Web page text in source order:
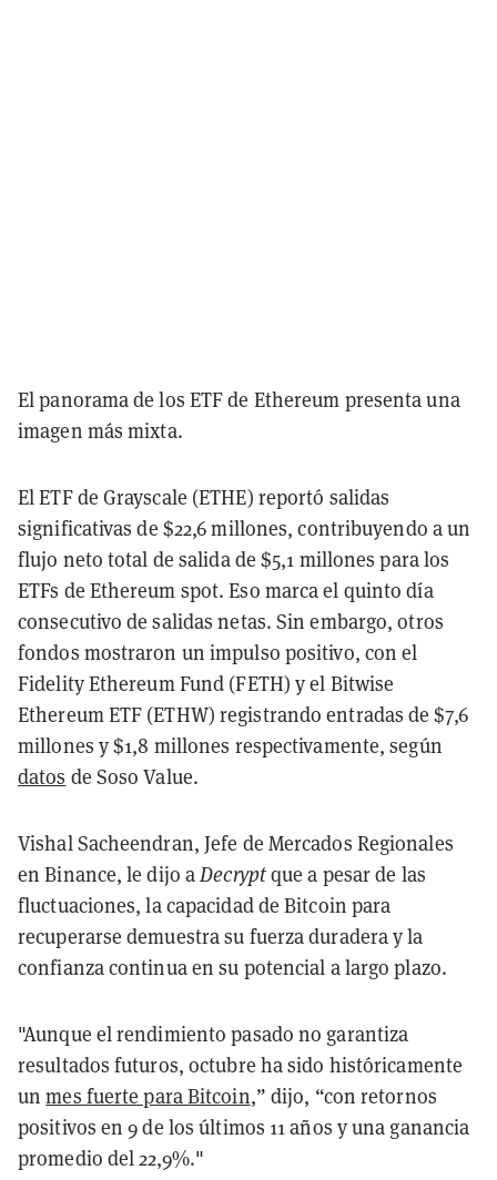
El panorama de los ETF de Ethereum presenta una
imagen más mixta.
El ETF de Grayscale (ETHE) reportó salidas
significativas de $22,6 millones, contribuyendo a un
flujo neto total de salida de $5,1 millones para los
ETFs de Ethereum spot. Eso marca el quinto día
consecutivo de salidas netas. Sin embargo, otros
fondos mostraron un impulso positivo, con el
Fidelity Ethereum Fund (FETH) y el Bitwise
Ethereum ETF (ETHW) registrando entradas de $7,6
millones y $1,8 millones respectivamente, según
datos de Soso Value.
Vishal Sacheendran, Jefe de Mercados Regionales
en Binance, le dijo aDecryptque a pesar de las
fluctuaciones, la capacidad de Bitcoin para
recuperarse demuestra su fuerza duradera y la
confianza continua en su potencial a largo plazo.
"Aunque el rendimiento pasado no garantiza
resultados futuros, octubre ha sido históricamente
unmes fuerte para Bitcoin,” dijo, “con retornos
positivos en 9 de los últimos 11 años y una ganancia
promedio del 22,9%."